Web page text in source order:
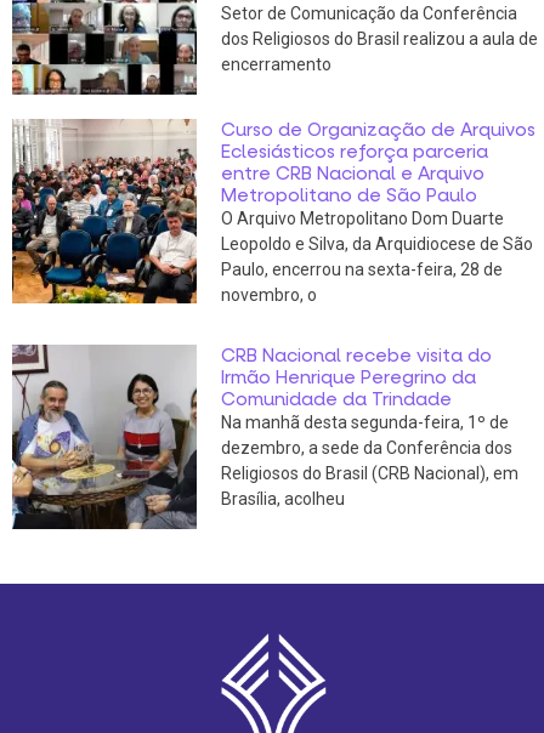
Setor de Comunicação da Conferência
dos Religiosos do Brasil realizou a aula de
encerramento
Curso de Organização de Arquivos
Eclesiásticos reforça parceria
entre CRB Nacional e Arquivo
Metropolitano de São Paulo
O Arquivo Metropolitano Dom Duarte
Leopoldo e Silva, da Arquidiocese de São
Paulo, encerrou na sexta-feira, 28 de
novembro, o
CRB Nacional recebe visita do
Irmão Henrique Peregrino da
Comunidade da Trindade
Na manhã desta segunda-feira, 1º de
dezembro, a sede da Conferência dos
Religiosos do Brasil (CRB Nacional), em
Brasília, acolheu